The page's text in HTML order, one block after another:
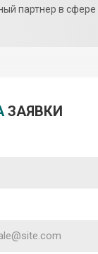
партнер в сфере
ЗАЯВКИ